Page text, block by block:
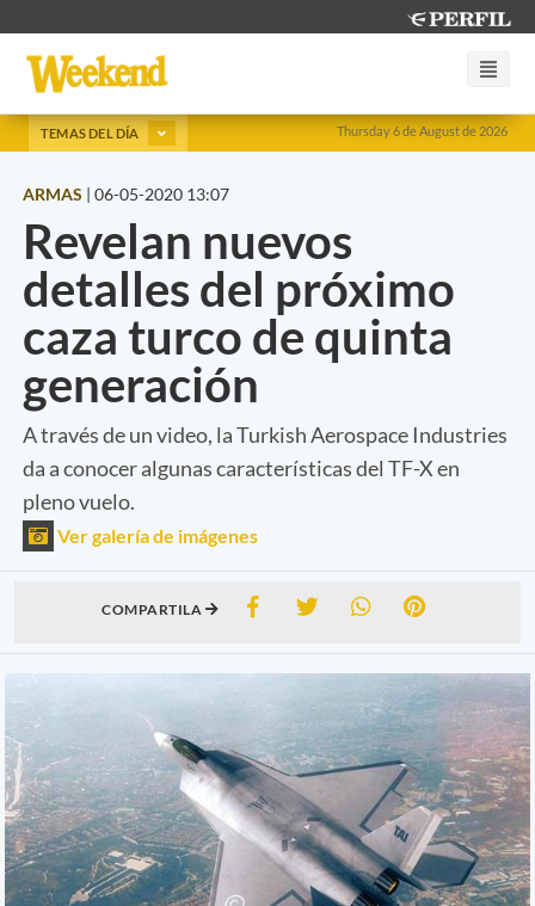
Thursday 6 de August de 2026
TEMAS DEL DÍA
ARMAS | 06-05-2020 13:07
Revelan nuevos
detalles del próximo
caza turco de quinta
generación
A través de un video, la Turkish Aerospace Industries
da a conocer algunas características del TF-X en
pleno vuelo.
Ver galería de imágenes
COMPARTILA